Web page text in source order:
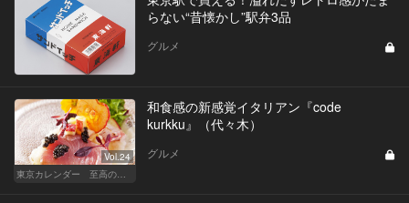
らない“昔懐かし”駅弁3品
グルメ
Vol.24
東京カレンダー 至高の名店シリーズ
和食感の新感覚イタリアン『code
kurkku』（代々木）
グルメ